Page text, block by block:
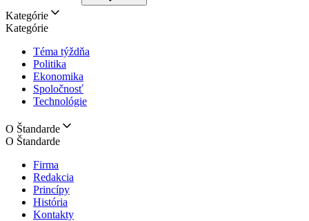
Kategórie
Kategórie
Téma týždňa
Politika
Ekonomika
Spoločnosť
Technológie
O Štandarde
O Štandarde
Firma
Redakcia
Princípy
História
Kontakty